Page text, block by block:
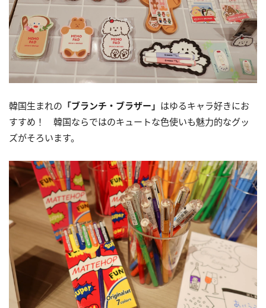
韓国生まれの 「ブランチ・ブラザー」 はゆるキャラ好きにお
すすめ！ 韓国ならではのキュートな色使いも魅力的なグッ
ズがそろいます。